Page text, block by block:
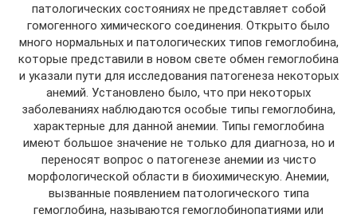
патологических состояниях не представляет собой
гомогенного химического соединения. Открыто было
много нормальных и патологических типов гемоглобина,
которые представили в новом свете обмен гемоглобина
и указали пути для исследования патогенеза некоторых
анемий. Установлено было, что при некоторых
заболеваниях наблюдаются особые типы гемоглобина,
характерные для данной анемии. Типы гемоглобина
имеют большое значение не только для диагноза, но и
переносят вопрос о патогенезе анемии из чисто
морфологической области в биохимическую. Анемии,
вызванные появлением патологического типа
гемоглобина, называются гемоглобинопатиями или